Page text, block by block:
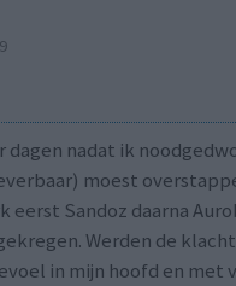
dagen nadat ik
moest
eerst Sandoz daarna
Werden de
in mijn hoofd en